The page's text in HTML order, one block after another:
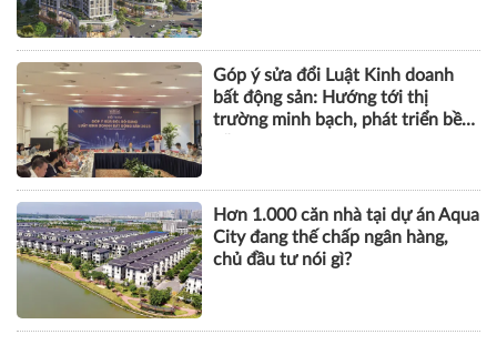
Góp ý sửa đổi Luật Kinh doanh
bất động sản: Hướng tới thị
trường minh bạch, phát triển bền
Hơn 1.000 căn nhà tại dự án Aqua
City đang thế chấp ngân hàng,
chủ đầu tư nói gì?